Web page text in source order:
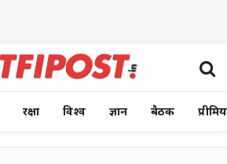
रक्षा विश्व ज्ञान बैठक